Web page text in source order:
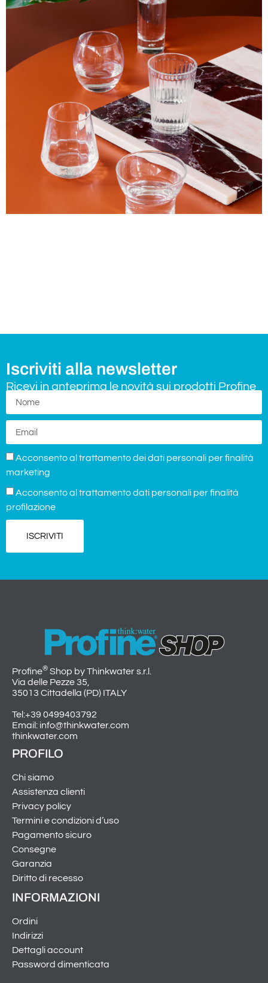
Iscriviti alla newsletter
Ricevi in anteprima le novità sui prodotti Profine
Acconsento al trattamento dei dati personali per finalità
marketing
Acconsento al trattamento dati personali per finalità
profilazione
ISCRIVITI
Profine® Shop by Thinkwater s.r.l.
Via delle Pezze 35,
35013 Cittadella (PD) ITALY
Tel:+39 0499403792
Email: info@thinkwater.com
thinkwater.com
PROFILO
Chi siamo
Assistenza clienti
Privacy policy
Termini e condizioni d’uso
Pagamento sicuro
Consegne
Garanzia
Diritto di recesso
INFORMAZIONI
Ordini
Indirizzi
Dettagli account
Password dimenticata